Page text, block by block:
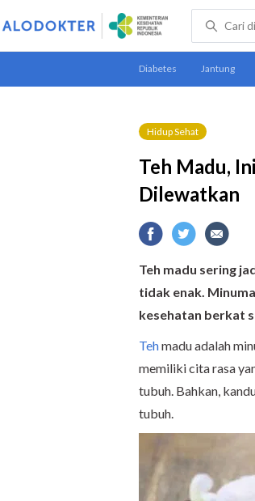
Hidup Sehat
Teh Madu,
Dilewatkan
Teh madu sering
tidak enak.
kesehatan berkat
Tehmadu adalah
memiliki cita rasa
tubuh. Bahkan,
tubuh.